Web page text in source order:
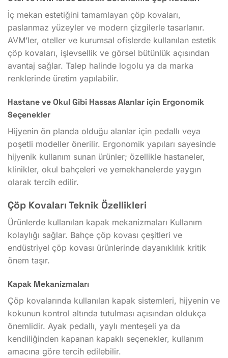
İç mekan estetiğini tamamlayan çöp kovaları,
paslanmaz yüzeyler ve modern çizgilerle tasarlanır.
AVM’ler, oteller ve kurumsal ofislerde kullanılan estetik
çöp kovaları, işlevsellik ve görsel bütünlük açısından
avantaj sağlar. Talep halinde logolu ya da marka
renklerinde üretim yapılabilir.
Hastane ve Okul Gibi Hassas Alanlar için Ergonomik
Seçenekler
Hijyenin ön planda olduğu alanlar için pedallı veya
poşetli modeller önerilir. Ergonomik yapıları sayesinde
hijyenik kullanım sunan ürünler; özellikle hastaneler,
klinikler, okul bahçeleri ve yemekhanelerde yaygın
olarak tercih edilir.
Çöp Kovaları Teknik Özellikleri
Ürünlerde kullanılan kapak mekanizmaları Kullanım
kolaylığı sağlar. Bahçe çöp kovası çeşitleri ve
endüstriyel çöp kovası ürünlerinde dayanıklılık kritik
önem taşır.
Kapak Mekanizmaları
Çöp kovalarında kullanılan kapak sistemleri, hijyenin ve
kokunun kontrol altında tutulması açısından oldukça
önemlidir. Ayak pedallı, yaylı menteşeli ya da
kendiliğinden kapanan kapaklı seçenekler, kullanım
amacına göre tercih edilebilir.